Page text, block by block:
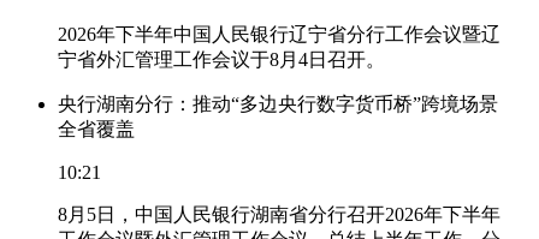
2026年下半年中国人民银行辽宁省分行工作会议暨辽
宁省外汇管理工作会议于8月4日召开。
央行湖南分行：推动“多边央行数字货币桥”跨境场景
全省覆盖
10:21
8月5日，中国人民银行湖南省分行召开2026年下半年